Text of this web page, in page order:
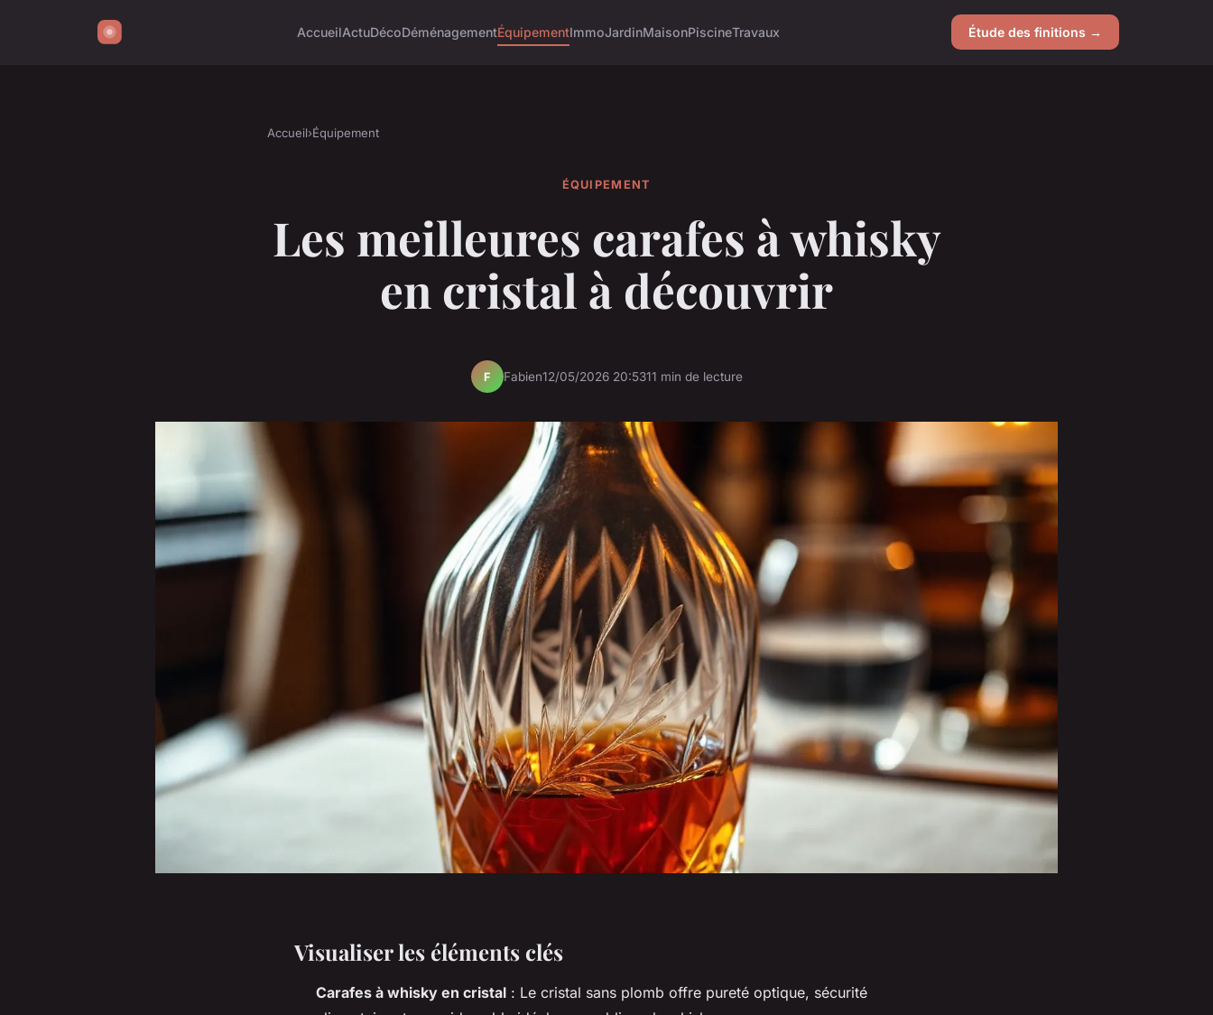
AccueilActuDécoDéménagementÉquipementImmoJardinMaisonPiscineTravaux Étude des finitions →
Accueil›Équipement
ÉQUIPEMENT
Les meilleures carafes à whisky
en cristal à découvrir
F Fabien12/05/2026 20:5311 min de lecture
Visualiser les éléments clés
Carafes à whisky en cristal : Le cristal sans plomb offre pureté optique, sécurité